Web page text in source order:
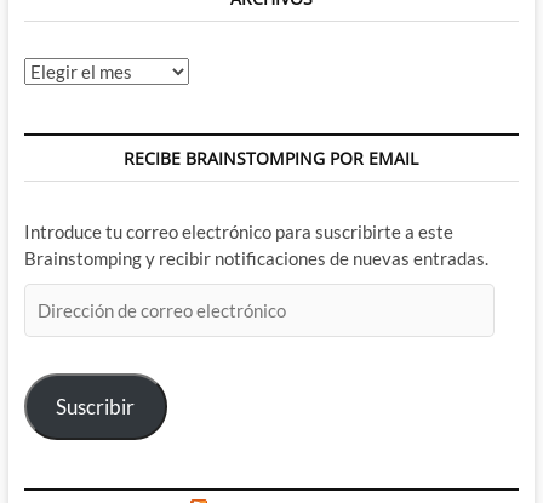
Archivos
RECIBE BRAINSTOMPING POR EMAIL
Introduce tu correo electrónico para suscribirte a este
Brainstomping y recibir notificaciones de nuevas entradas.
de
electrónico
Suscribir